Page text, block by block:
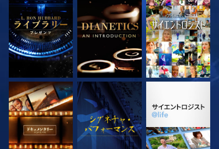
シリーズを探求 シリーズを探求 観る
シリーズを探求 観る シリーズを探求